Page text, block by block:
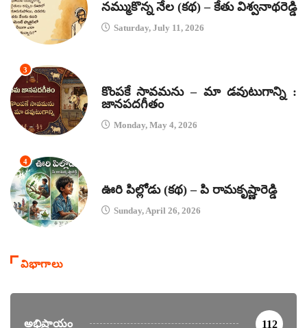
నమ్ముకొన్న నేల (కథ) – కేతు విశ్వనాథరెడ్డి
Saturday, July 11, 2026
3
కొంపకే సావమను – మా డవుటుగాన్ని :
జానపదగీతం
Monday, May 4, 2026
4
ఊరి పిల్లోడు (కథ) – పి రామకృష్ణారెడ్డి
Sunday, April 26, 2026
విభాగాలు
అభిప్రాయం 112